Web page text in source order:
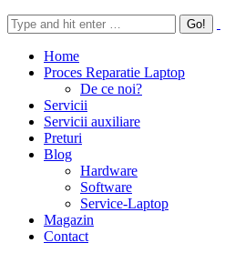
Home
Proces Reparatie Laptop
De ce noi?
Servicii
Servicii auxiliare
Preturi
Blog
Hardware
Software
Service-Laptop
Magazin
Contact